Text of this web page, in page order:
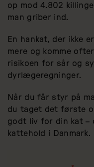
op mod 4.802
man griber ind.
En hankat, der ikke
mere og komme
risikoen for sår og
dyrlægeregninger.
Når du får styr på
du taget det første
godt liv for din kat –
kattehold i Danmark.